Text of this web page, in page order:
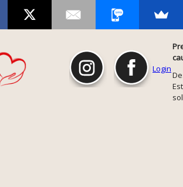
Login